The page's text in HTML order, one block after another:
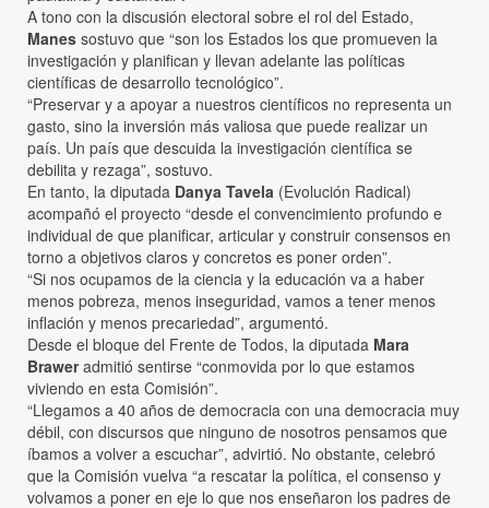
A tono con la discusión electoral sobre el rol del Estado,
Manes sostuvo que “son los Estados los que promueven la
investigación y planifican y llevan adelante las políticas
científicas de desarrollo tecnológico”.
“Preservar y a apoyar a nuestros científicos no representa un
gasto, sino la inversión más valiosa que puede realizar un
país. Un país que descuida la investigación científica se
debilita y rezaga”, sostuvo.
En tanto, la diputada Danya Tavela (Evolución Radical)
acompañó el proyecto “desde el convencimiento profundo e
individual de que planificar, articular y construir consensos en
torno a objetivos claros y concretos es poner orden”.
“Si nos ocupamos de la ciencia y la educación va a haber
menos pobreza, menos inseguridad, vamos a tener menos
inflación y menos precariedad”, argumentó.
Desde el bloque del Frente de Todos, la diputada Mara
Braweradmitió sentirse “conmovida por lo que estamos
viviendo en esta Comisión”.
“Llegamos a 40 años de democracia con una democracia muy
débil, con discursos que ninguno de nosotros pensamos que
íbamos a volver a escuchar”, advirtió. No obstante, celebró
que la Comisión vuelva “a rescatar la política, el consenso y
volvamos a poner en eje lo que nos enseñaron los padres de